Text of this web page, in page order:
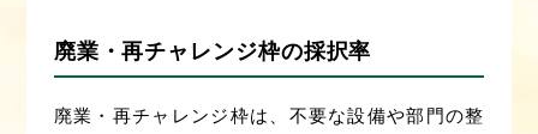
廃業・再チャレンジ枠の採択率
廃業・再チャレンジ枠は、不要な設備や部門の整